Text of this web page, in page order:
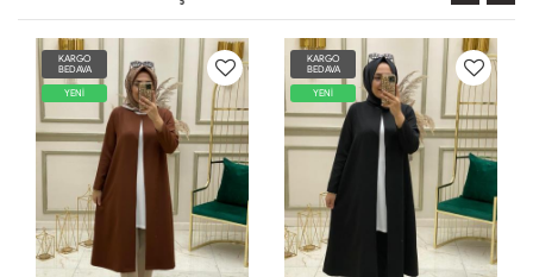
KARGO
BEDAVA
YENİ
KARGO
BEDAVA
YENİ